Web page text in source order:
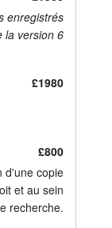
enregistrés
la version 6
£1980
£800
d'une copie
et au sein
recherche.